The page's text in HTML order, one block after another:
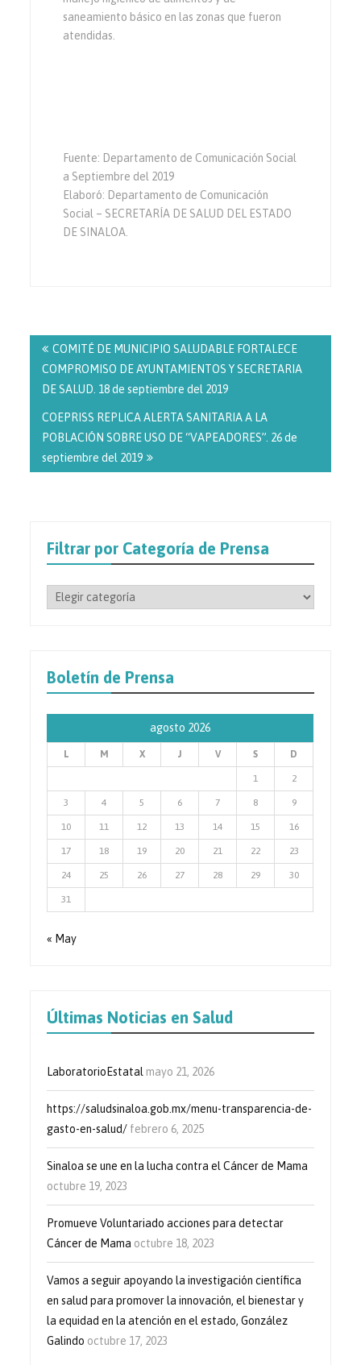
saneamiento básico en las zonas que fueron
atendidas.
Fuente: Departamento de Comunicación Social
a Septiembre del 2019
Elaboró: Departamento de Comunicación
Social – SECRETARÍA DE SALUD DEL ESTADO
DE SINALOA.
de
entradas
COMITÉ DE MUNICIPIO SALUDABLE FORTALECE
COMPROMISO DE AYUNTAMIENTOS Y SECRETARIA
DE SALUD. 18 de septiembre del 2019
COEPRISS REPLICA ALERTA SANITARIA A LA
POBLACIÓN SOBRE USO DE “VAPEADORES”. 26 de
septiembre del 2019
Filtrar por Categoría de Prensa
Filtrar
Prensa
Boletín de Prensa
agosto 2026
L M X J V S D
1 2
3 4 5 6 7 8 9
10 11 12 13 14 15 16
17 18 19 20 21 22 23
24 25 26 27 28 29 30
31
« May
Últimas Noticias en Salud
LaboratorioEstatal mayo 21, 2026
https://saludsinaloa.gob.mx/menu-transparencia-de-
gasto-en-salud/ febrero 6, 2025
Sinaloa se une en la lucha contra el Cáncer de Mama
octubre 19, 2023
Promueve Voluntariado acciones para detectar
Cáncer de Mama octubre 18, 2023
Vamos a seguir apoyando la investigación científica
en salud para promover la innovación, el bienestar y
la equidad en la atención en el estado, González
Galindo octubre 17, 2023